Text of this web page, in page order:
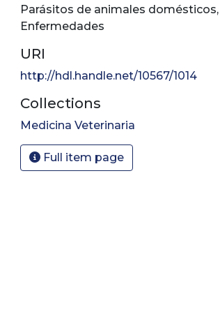
Parásitos de animales domésticos,
Enfermedades
URI
http://hdl.handle.net/10567/1014
Collections
Medicina Veterinaria
Full item page